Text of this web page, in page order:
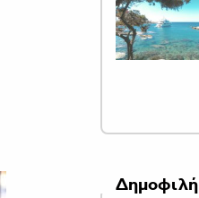
Δημοφιλή